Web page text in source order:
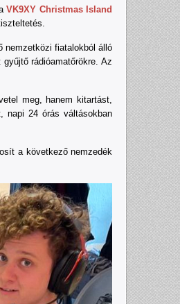
VK9XY Christmas Island
nemzetközi fiatalokból álló
rádióamatőrökre. Az
meg, hanem kitartást,
napi 24 órás váltásokban
a következő nemzedék